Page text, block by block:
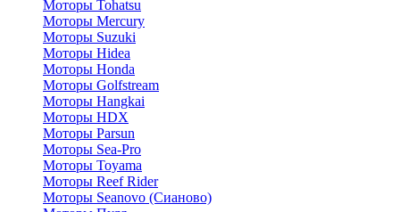
Моторы Tohatsu
Моторы Mercury
Моторы Suzuki
Моторы Hidea
Моторы Honda
Моторы Golfstream
Моторы Hangkai
Моторы HDX
Моторы Parsun
Моторы Sea-Pro
Моторы Toyama
Моторы Reef Rider
Моторы Seanovo (Сианово)